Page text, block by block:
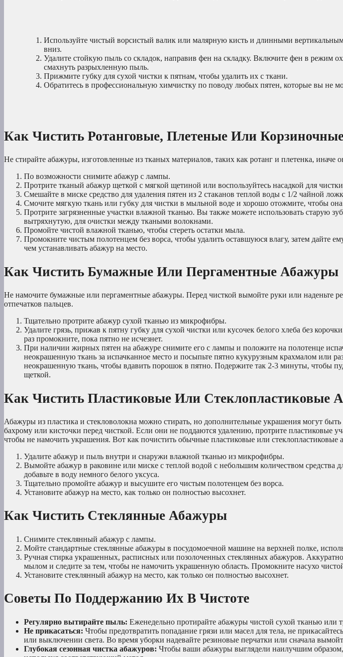
Используйте чистый ворсистый валик или малярную кисть и длинными
вниз.
Удалите стойкую пыль со складок, направив фен на складку. Включите фен в режим
смахнуть разрыхленную пыль.
Прижмите губку для сухой чистки к пятнам, чтобы удалить их с ткани.
Обратитесь в профессиональную химчистку по поводу любых пятен, которые вы не
Как Чистить Ротанговые, Плетеные Или
Не стирайте абажуры, изготовленные из тканых материалов, таких как ротанг и плетенка, иначе
По возможности снимите абажур с лампы.
Протрите тканый абажур щеткой с мягкой щетиной или воспользуйтесь насадкой для
Смешайте в миске средство для удаления пятен из 2 стаканов теплой воды с 1/2 чайной
Смочите мягкую ткань или губку для чистки в мыльной воде и хорошо отожмите, чтобы
Протрите загрязненные участки влажной тканью. Вы также можете использовать старую
вытряхнутую, для очистки между ткаными волокнами.
Промойте чистой влажной тканью, чтобы стереть остатки мыла.
Промокните чистым полотенцем без ворса, чтобы удалить оставшуюся влагу, затем дайте
чем устанавливать абажур на место.
Как Чистить Бумажные Или Пергаментные Абажуры
Не намочите бумажные или пергаментные абажуры. Перед чисткой вымойте руки или наденьте
отпечатков пальцев.
Тщательно протрите абажур сухой тканью из микрофибры.
Удалите грязь, прижав к пятну губку для сухой чистки или кусочек белого хлеба без
раз промокните, пока пятно не исчезнет.
При наличии жирных пятен на абажуре снимите его с лампы и положите на полотенце
неокрашенную ткань за испачканное место и посыпьте пятно кукурузным крахмалом или
неокрашенную ткань, чтобы вдавить порошок в пятно. Подержите так 2-3 минуты, чтобы
щеткой.
Как Чистить Пластиковые Или Стеклопластиковые
Абажуры из пластика и стекловолокна можно стирать, но дополнительные украшения могут
бахрому или кисточки перед чисткой. Если они не поддаются удалению, протрите пластиковые
чтобы не намочить украшения. Вот как почистить обычные пластиковые или стеклопластиковые
Удалите абажур и пыль внутри и снаружи влажной тканью из микрофибры.
Вымойте абажур в раковине или миске с теплой водой с небольшим количеством
добавьте в воду немного белого уксуса.
Тщательно промойте абажур и высушите его чистым полотенцем без ворса.
Установите абажур на место, как только он полностью высохнет.
Как Чистить Стеклянные Абажуры
Снимите стеклянный абажур с лампы.
Мойте стандартные стеклянные абажуры в посудомоечной машине на верхней полке,
Ручная стирка украшенных, расписных или позолоченных стеклянных абажуров.
мылом и следите за тем, чтобы не намочить украшенную область. Промокните насухо
Установите стеклянный абажур на место, как только он полностью высохнет.
Советы По Поддержанию Их В Чистоте
Регулярно вытирайте пыль: Еженедельно протирайте абажуры чистой сухой тканью или
Не прикасаться: Чтобы предотвратить попадание грязи или масел для тела, не
или выключении света. Во время уборки надевайте резиновые перчатки или сначала
Глубокая сезонная чистка абажуров: Чтобы ваши абажуры выглядели наилучшим образом,